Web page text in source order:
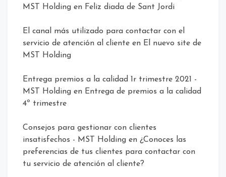
MST Holding en Feliz diada de Sant Jordi
El canal más utilizado para contactar con el
servicio de atención al cliente en El nuevo site de
MST Holding
Entrega premios a la calidad 1r trimestre 2021 -
MST Holding en Entrega de premios a la calidad
4º trimestre
Consejos para gestionar con clientes
insatisfechos - MST Holding en ¿Conoces las
preferencias de tus clientes para contactar con
tu servicio de atención al cliente?